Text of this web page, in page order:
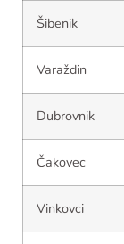
Šibenik
Varaždin
Dubrovnik
Čakovec
Vinkovci